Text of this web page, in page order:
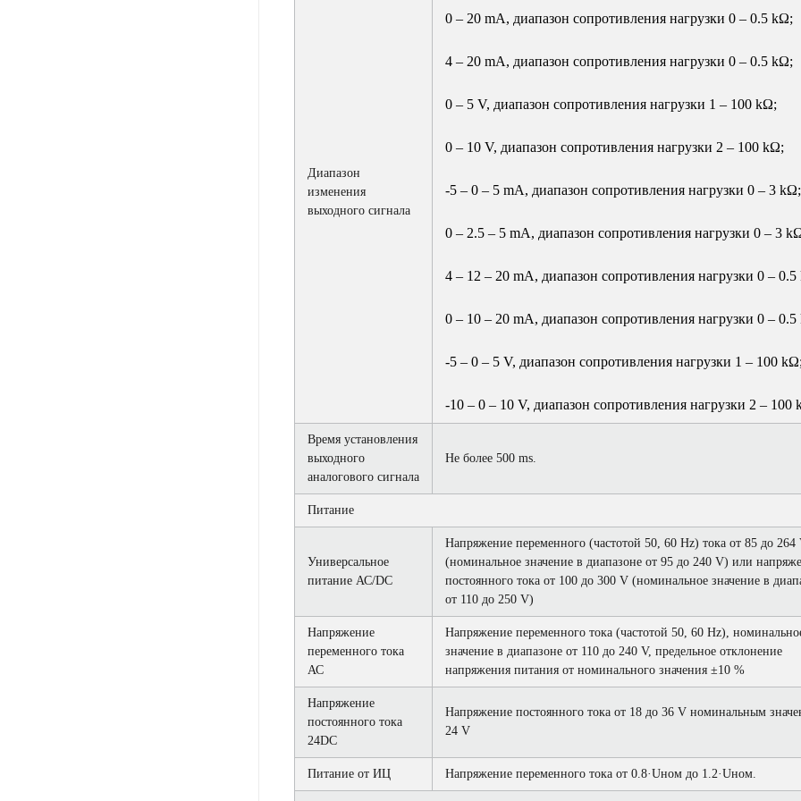
Диапазон
изменения
выходного сигнала
0 – 20 mA, диапазон сопротивления нагрузки 0 – 0.5 kΩ;
4 – 20 mA, диапазон сопротивления нагрузки 0 – 0.5 kΩ;
0 – 5 V, диапазон сопротивления нагрузки 1 – 100 kΩ;
0 – 10 V, диапазон сопротивления нагрузки 2 – 100 kΩ;
-5 – 0 – 5 mA, диапазон сопротивления нагрузки 0 – 3 kΩ;
0 – 2.5 – 5 mA, диапазон сопротивления нагрузки 0 – 3
4 – 12 – 20 mA, диапазон сопротивления нагрузки 0 –
0 – 10 – 20 mA, диапазон сопротивления нагрузки 0 –
-5 – 0 – 5 V, диапазон сопротивления нагрузки 1 – 100 kΩ;
-10 – 0 – 10 V, диапазон сопротивления нагрузки 2 – 100
Время установления
выходного
аналогового сигнала
Не более 500 ms.
Питание
Универсальное
питание АС/DC
Напряжение переменного (частотой 50, 60 Hz) тока от 85 до 264
(номинальное значение в диапазоне от 95 до 240 V) или
постоянного тока от 100 до 300 V (номинальное значение в
от 110 до 250 V)
Напряжение
переменного тока
АС
Напряжение переменного тока (частотой 50, 60 Hz),
значение в диапазоне от 110 до 240 V, предельное отклонение
напряжения питания от номинального значения ±10 %
Напряжение
постоянного тока
24DC
Напряжение постоянного тока от 18 до 36 V номинальным
24 V
Питание от ИЦ Напряжение переменного тока от 0.8·Uном до 1.2·Uном.